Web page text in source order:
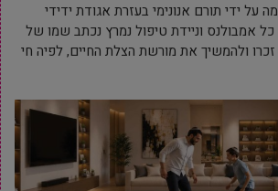
על ידי תורם אנונימי בעזרת אגודת ידידי
אמבולנס וניידת טיפול נמרץ נכתב שמו של
ולהמשיך את מורשת הצלת החיים, לפיה חי